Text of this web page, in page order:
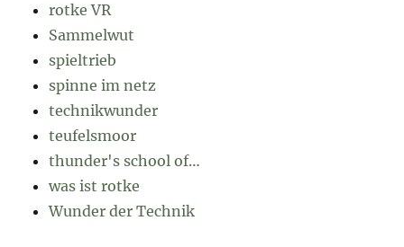
rotke VR
Sammelwut
spieltrieb
spinne im netz
technikwunder
teufelsmoor
thunder's school of…
was ist rotke
Wunder der Technik